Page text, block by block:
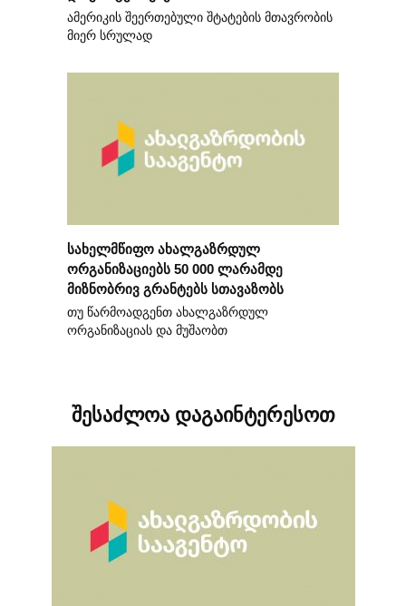
ამერიკის შეერთებული შტატების მთავრობის
მიერ სრულად
სახელმწიფო ახალგაზრდულ
ორგანიზაციებს 50 000 ლარამდე
მიზნობრივ გრანტებს სთავაზობს
თუ წარმოადგენთ ახალგაზრდულ
ორგანიზაციას და მუშაობთ
შესაძლოა დაგაინტერესოთ